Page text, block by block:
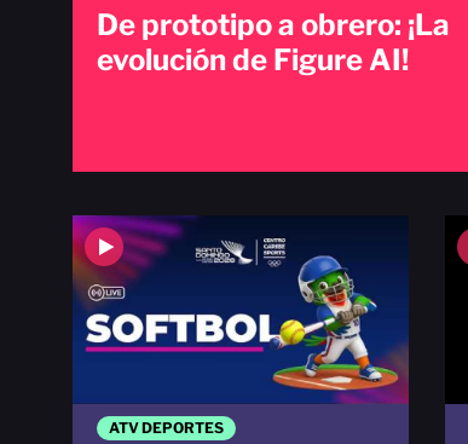
De prototipo a obrero: ¡La
evolución de Figure AI!
ATV DEPORTES